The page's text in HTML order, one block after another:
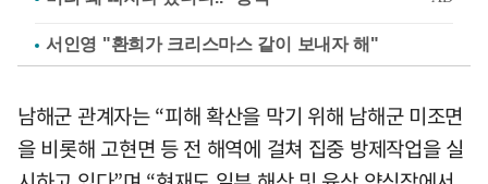
서인영 "환희가 크리스마스 같이 보내자 해"
남해군 관계자는 “피해 확산을 막기 위해 남해군 미조면
을 비롯해 고현면 등 전 해역에 걸쳐 집중 방제작업을 실